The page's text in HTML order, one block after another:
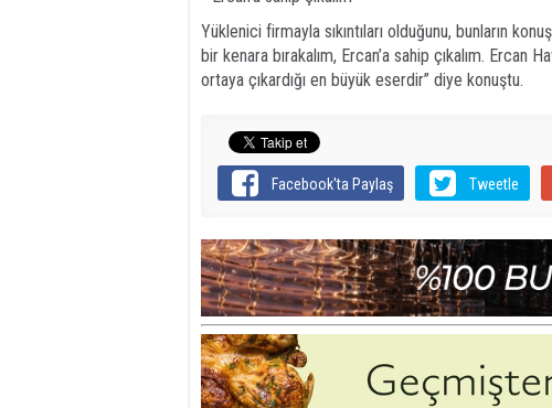
Yüklenici firmayla sıkıntıları olduğunu, bunların
bir kenara bırakalım, Ercan’a sahip çıkalım. Ercan
ortaya çıkardığı en büyük eserdir” diye konuştu.
Facebook'ta Paylaş Tweetle